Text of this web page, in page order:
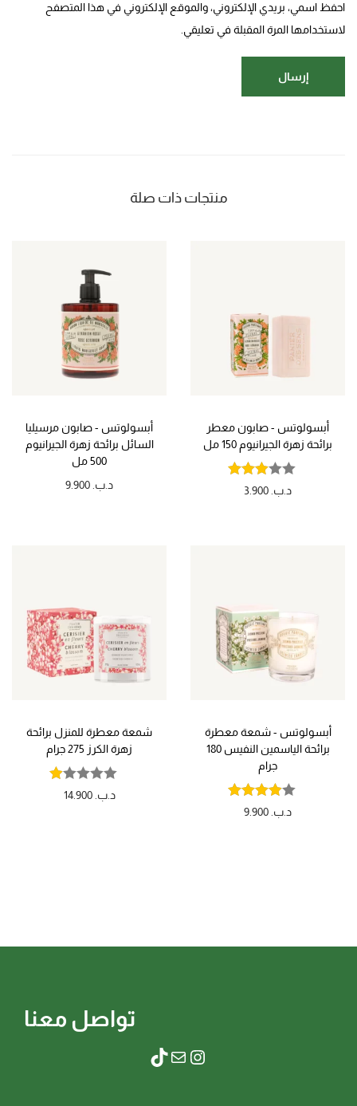
احفظ اسمي، بريدي الإلكتروني، والموقع الإلكتروني في هذا المتصفح
لاستخدامها المرة المقبلة في تعليقي.
منتجات ذات صلة
أبسولوتس - صابون معطر
برائحة زهرة الجيرانيوم 150 مل
د.ب. 3.900
أبسولوتس - صابون مرسيليا
السائل برائحة زهرة الجيرانيوم
500 مل
د.ب. 9.900
أبسولوتس - شمعة معطرة
برائحة الياسمين النفيس 180
جرام
د.ب. 9.900
شمعة معطرة للمنزل برائحة
زهرة الكرز 275 جرام
د.ب.14.900
تواصل معنا